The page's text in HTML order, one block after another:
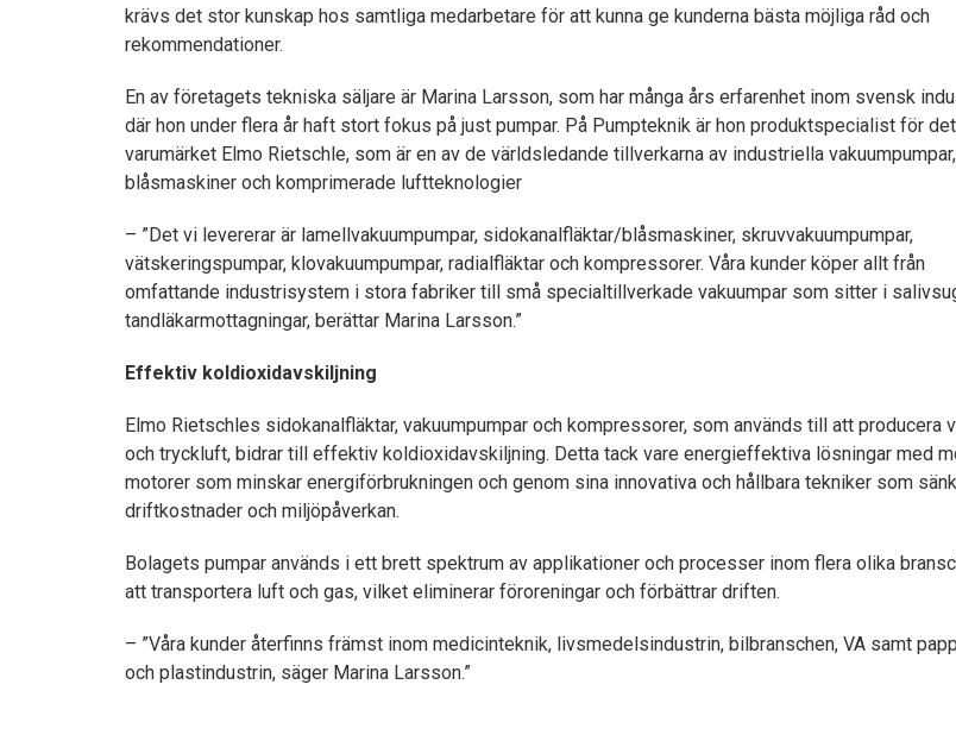
krävs det stor kunskap hos samtliga medarbetare för att kunna ge kunderna bästa möjliga råd och
rekommendationer.
En av företagets tekniska säljare är Marina Larsson, som har många års erfarenhet inom svensk
där hon under flera år haft stort fokus på just pumpar. På Pumpteknik är hon produktspecialist för
varumärket Elmo Rietschle, som är en av de världsledande tillverkarna av industriella vakuumpumpar,
blåsmaskiner och komprimerade luftteknologier
– ”Det vi levererar är lamellvakuumpumpar, sidokanalfläktar/blåsmaskiner, skruvvakuumpumpar,
vätskeringspumpar, klovakuumpumpar, radialfläktar och kompressorer. Våra kunder köper allt från
omfattande industrisystem i stora fabriker till små specialtillverkade vakuumpar som sitter i
tandläkarmottagningar, berättar Marina Larsson.”
Effektiv koldioxidavskiljning
Elmo Rietschles sidokanalfläktar, vakuumpumpar och kompressorer, som används till att producera
och tryckluft, bidrar till effektiv koldioxidavskiljning. Detta tack vare energieffektiva lösningar med
motorer som minskar energiförbrukningen och genom sina innovativa och hållbara tekniker som
driftkostnader och miljöpåverkan.
Bolagets pumpar används i ett brett spektrum av applikationer och processer inom flera olika
att transportera luft och gas, vilket eliminerar föroreningar och förbättrar driften.
– ”Våra kunder återfinns främst inom medicinteknik, livsmedelsindustrin, bilbranschen, VA samt
och plastindustrin, säger Marina Larsson.”